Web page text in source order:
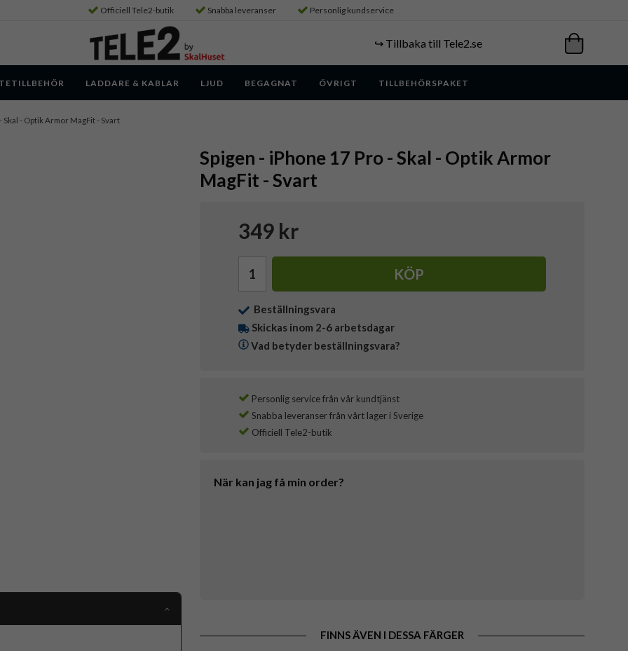
Officiell Tele2-butik Snabba leveranser Personlig kundservice
↪️ Tillbaka till Tele2.se
LADDARE & KABLAR LJUD BEGAGNAT ÖVRIGT TILLBEHÖRSPAKET
Skal - Optik Armor MagFit - Svart
Spigen - iPhone 17 Pro - Skal - Optik Armor
MagFit - Svart
349 kr
KÖP
Beställningsvara
Skickas inom 2-6 arbetsdagar
Vad betyder beställningsvara?
Personlig service från vår kundtjänst
Snabba leveranser från vårt lager i Sverige
Officiell Tele2-butik
När kan jag få min order?
FINNS ÄVEN I DESSA FÄRGER